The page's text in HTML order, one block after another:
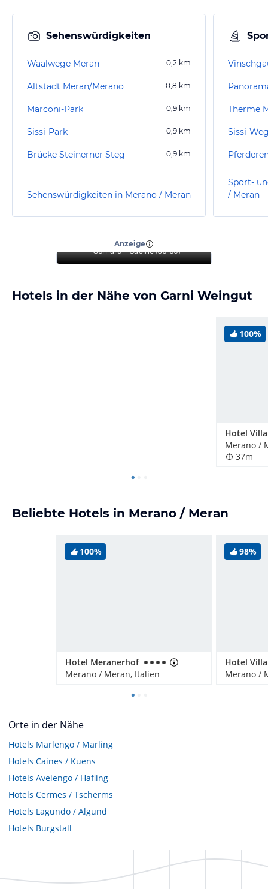
Sehenswürdigkeiten
Waalwege Meran 0,2 km
Altstadt Meran/Merano 0,8 km
Marconi-Park 0,9 km
Sissi-Park 0,9 km
Brücke Steinerner Steg 0,9 km
Sehenswürdigkeiten in Merano / Meran
Therme
Sissi-
Sport-
/ Meran
Anzeige
“Mein Aufenthalt war
Gerhard + Sabine (56-60)
Hotels in der Nähe von Garni Weingut
100%
Hotel
Merano /
37m
Beliebte Hotels in Merano / Meran
100%
Hotel Meranerhof
Merano / Meran, Italien
98%
Hotel
Merano /
Orte in der Nähe
Hotels Marlengo / Marling
Hotels Caines / Kuens
Hotels Avelengo / Hafling
Hotels Cermes / Tscherms
Hotels Lagundo / Algund
Hotels Burgstall